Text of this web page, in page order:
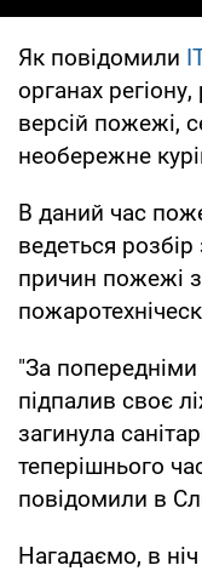
Як повідомили
органах
версій пожежі,
необережне
В даний час
ведеться
причин пожежі
"За
підпалив своє
загинула
теперішнього
повідомили в
Нагадаємо, в